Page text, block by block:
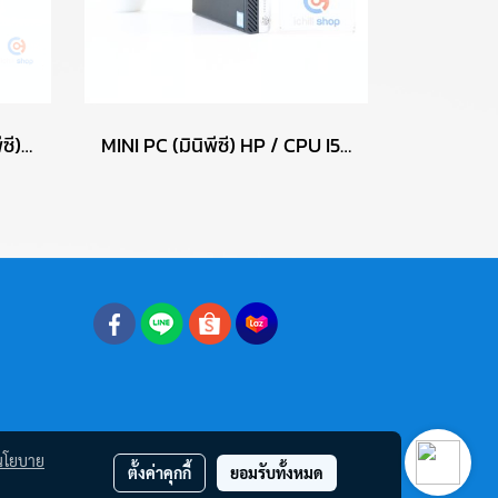
DESKTOP PC (เดสก์ท็อปพีซี) DELL/CPU I5-4460/RAM DDR3 8GB/HDD 500GB/PSU 300W P16833 MINI PC (มินิพีซี) HP / CPU I5-8500T / RAM DDR4 16GB 2666MHz / HDD 500GB P17469
ยบาย
ตั้งค่าคุกกี้ ยอมรับทั้งหมด